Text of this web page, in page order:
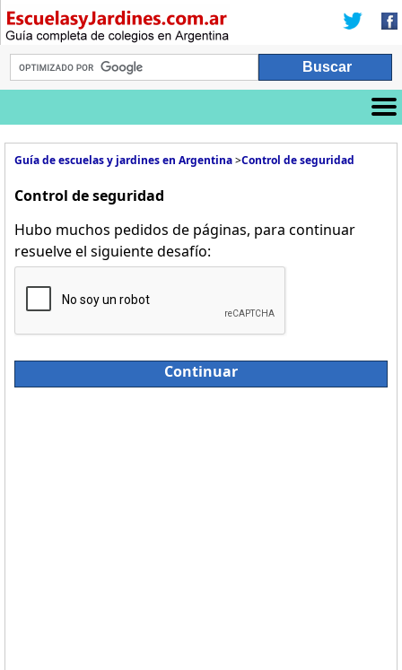
Guía de escuelas y jardines en Argentina>Control de seguridad
Control de seguridad
Hubo muchos pedidos de páginas, para continuar
resuelve el siguiente desafío:
Continuar